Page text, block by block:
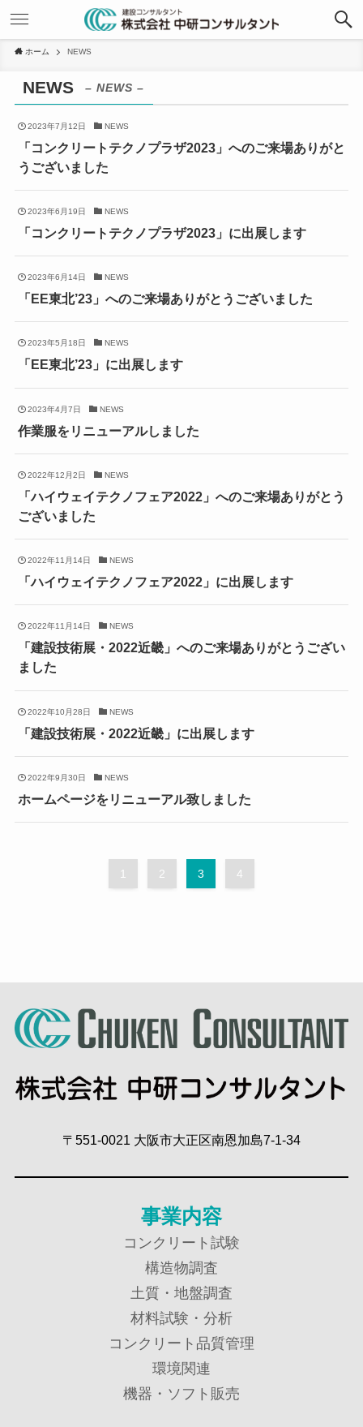
ホーム NEWS
NEWS – NEWS –
2023年7月12日 NEWS
「コンクリートテクノプラザ2023」へのご来場ありがと
うございました
2023年6月19日 NEWS
「コンクリートテクノプラザ2023」に出展します
2023年6月14日 NEWS
「EE東北’23」へのご来場ありがとうございました
2023年5月18日 NEWS
「EE東北’23」に出展します
2023年4月7日 NEWS
作業服をリニューアルしました
2022年12月2日 NEWS
「ハイウェイテクノフェア2022」へのご来場ありがとう
ございました
2022年11月14日 NEWS
「ハイウェイテクノフェア2022」に出展します
2022年11月14日 NEWS
「建設技術展・2022近畿」へのご来場ありがとうござい
ました
2022年10月28日 NEWS
「建設技術展・2022近畿」に出展します
2022年9月30日 NEWS
ホームページをリニューアル致しました
1 2 3 4
〒551-0021 大阪市大正区南恩加島7-1-34
事業内容
コンクリート試験
構造物調査
土質・地盤調査
材料試験・分析
コンクリート品質管理
環境関連
機器・ソフト販売